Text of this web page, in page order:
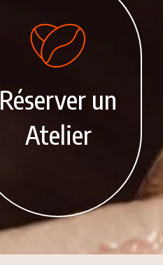
Réserver un
Atelier